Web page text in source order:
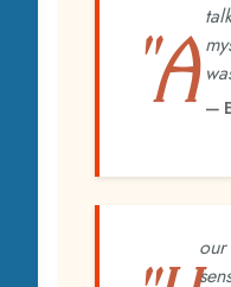
"A —